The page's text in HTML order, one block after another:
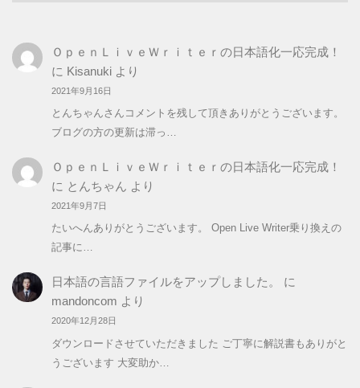
リ
ー
ＯｐｅｎＬｉｖｅＷｒｉｔｅｒの日本語化一応完成！
に Kisanukiより
2021年9月16日
とんちゃんさんコメントを残して頂きありがとうございます。
ブログの方の更新は滞っ…
ＯｐｅｎＬｉｖｅＷｒｉｔｅｒの日本語化一応完成！
に とんちゃん より
2021年9月7日
たいへんありがとうございます。 Open Live Writer乗り換えの
記事に…
日本語の言語ファイルをアップしました。
に
mandoncom より
2020年12月28日
ダウンロードさせていただきました ご丁寧に解説書もありがと
うございます 大変助か…